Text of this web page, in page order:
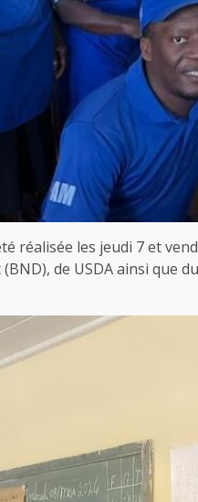
réalisée les jeudi 7 et
de USDA ainsi que